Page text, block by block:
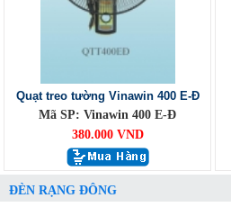
Quạt treo tường Vinawin 400 E-Đ
Mã SP: Vinawin 400 E-Đ
380.000 VND
ĐÈN RẠNG ĐÔNG